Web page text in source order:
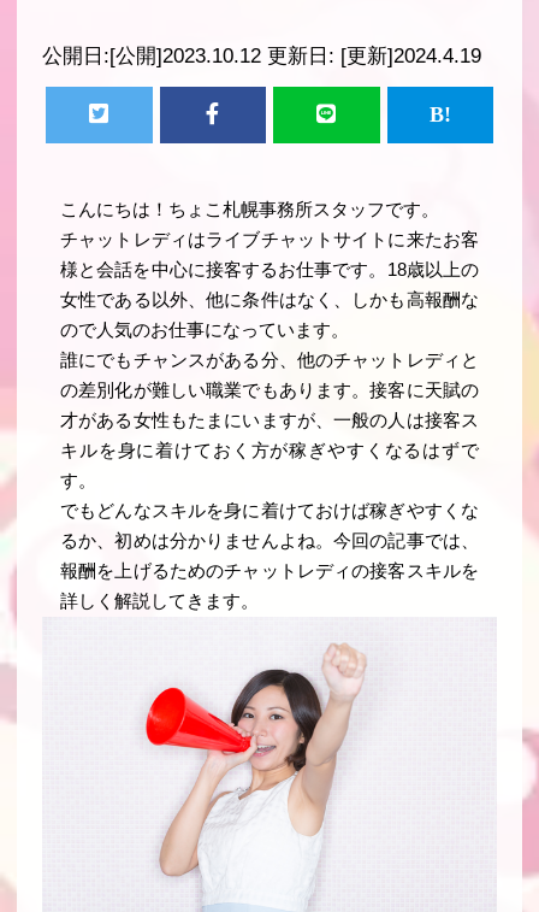
公開日:[公開]2023.10.12 更新日: [更新]2024.4.19
こんにちは！ちょこ札幌事務所スタッフです。
チャットレディはライブチャットサイトに来たお客
様と会話を中心に接客するお仕事です。18歳以上の
女性である以外、他に条件はなく、しかも高報酬な
ので人気のお仕事になっています。
誰にでもチャンスがある分、他のチャットレディと
の差別化が難しい職業でもあります。接客に天賦の
才がある女性もたまにいますが、一般の人は接客ス
キルを身に着けておく方が稼ぎやすくなるはずで
す。
でもどんなスキルを身に着けておけば稼ぎやすくな
るか、初めは分かりませんよね。今回の記事では、
報酬を上げるためのチャットレディの接客スキルを
詳しく解説してきます。